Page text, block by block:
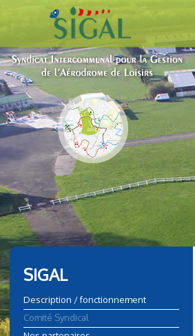
SIGAL
Description / fonctionnement
Comité Syndical